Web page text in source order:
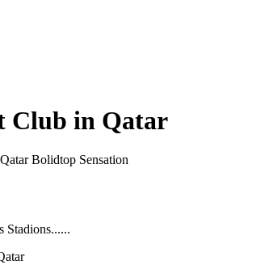
Club in Qatar
Stadions......